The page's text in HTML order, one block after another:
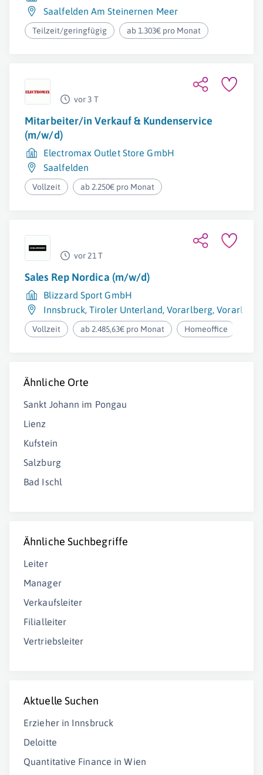
Saalfelden Am Steinernen Meer
Teilzeit/geringfügig ab 1.303€ pro Monat
vor 3 T
Mitarbeiter/in Verkauf & Kundenservice
(m/w/d)
Electromax Outlet Store GmbH
Saalfelden
Vollzeit ab 2.250€ pro Monat
vor 21 T
Sales Rep Nordica (m/w/d)
Blizzard Sport GmbH
Innsbruck,Tiroler Unterland,Vorarlberg,
Vollzeit ab 2.485,63€ pro Monat Homeoffice
Ähnliche Orte
Sankt Johann im Pongau
Lienz
Kufstein
Salzburg
Bad Ischl
Ähnliche Suchbegriffe
Leiter
Manager
Verkaufsleiter
Filialleiter
Vertriebsleiter
Aktuelle Suchen
Erzieher in Innsbruck
Deloitte
Quantitative Finance in Wien